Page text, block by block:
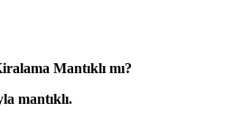
Mantıklı mı?
mantıklı.